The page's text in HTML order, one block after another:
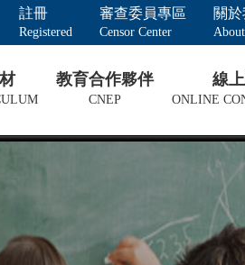
註冊
Registered
審查委員專區
Censor Center
關於
教育合作夥伴
CNEP
線
ONLINE